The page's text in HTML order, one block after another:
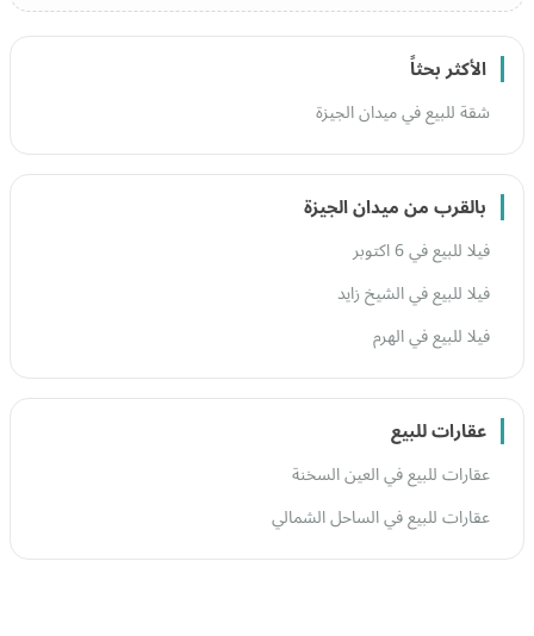
الأكثر بحثاً
شقة للبيع في ميدان الجيزة
بالقرب من ميدان الجيزة
فيلا للبيع في 6 اكتوبر
فيلا للبيع في الشيخ زايد
فيلا للبيع في الهرم
عقارات للبيع
عقارات للبيع في العين السخنة
عقارات للبيع في الساحل الشمالي